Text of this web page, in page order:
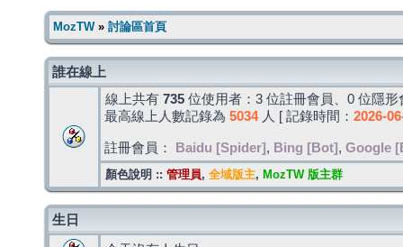
MozTW» 討論區首頁
誰在線上
線上共有 735 位使用者：3 位註冊會員、0 位隱
最高線上人數記錄為 5034人 [ 記錄時間： 2026-
註冊會員： Baidu [Spider] , Bing [Bot] , Google
顏色說明 :: 管理員, 全域版主, MozTW 版主群
生日